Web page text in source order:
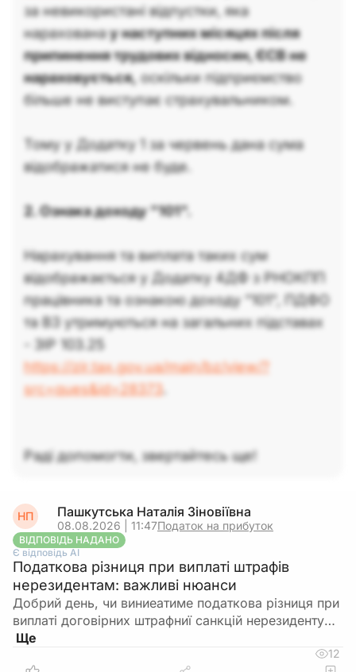
за невикористані відпустки, яка
нарахованау наступних місяцях після
припинення трудових відносин, ЄСВ не
нараховується,оскільки підприємство
більше не виступає страхувальником.
Тому у Додатку 1 за червень дана сума
відображатися не буде.
2. Ознака доходу "101".
Нарахування та виплата таких сум
відображається у Додатку 4ДФ з РНОКПП
працівника та ознакою доходу "101", ПДФО
та ВЗ утримуються на загальних підставах
- ЗІР 103.25
https://zir.tax.gov.ua/main/bz/view/?
src=ques&id=28373.
Раді допомогти, звертайтесь ще!
НП Пашкутська Наталія Зіновіївна
08.08.2026 | 11:47Податок на прибуток
ВІДПОВІДЬ НАДАНО
Є відповідь АІ
Податкова різниця при виплаті штрафів
нерезидентам: важливі нюанси
Добрий день, чи виниеатиме податкова різниця при
виплаті договірних штрафниї санкцій нерезиденту…
12